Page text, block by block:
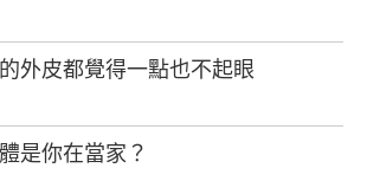
外皮都覺得一點也不起眼
是你在當家？